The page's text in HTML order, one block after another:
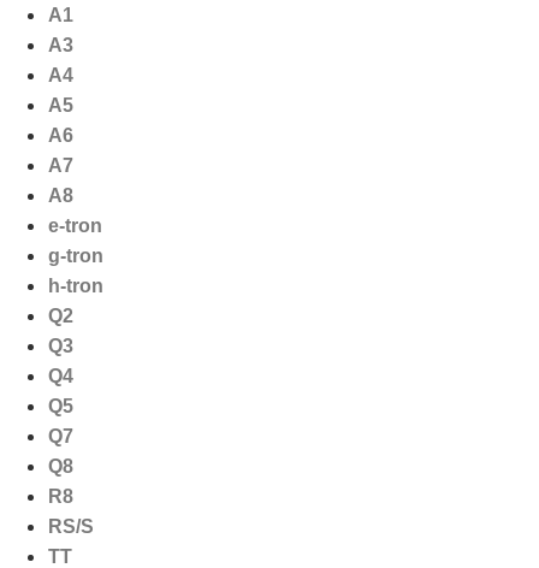
naar
inhoud
A1
A3
A4
A5
A6
A7
A8
e-tron
g-tron
h-tron
Q2
Q3
Q4
Q5
Q7
Q8
R8
RS/S
TT